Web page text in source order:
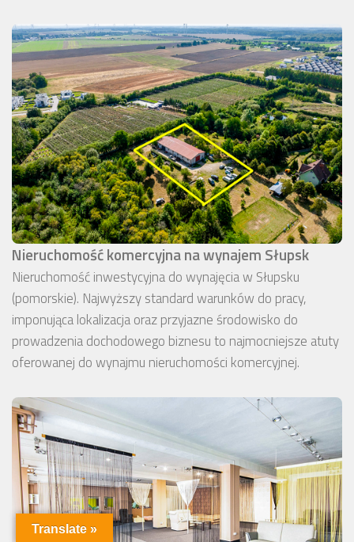
Nieruchomość komercyjna na wynajem Słupsk
Nieruchomość inwestycyjna do wynajęcia w Słupsku
(pomorskie). Najwyższy standard warunków do pracy,
imponująca lokalizacja oraz przyjazne środowisko do
prowadzenia dochodowego biznesu to najmocniejsze atuty
oferowanej do wynajmu nieruchomości komercyjnej.
Translate »